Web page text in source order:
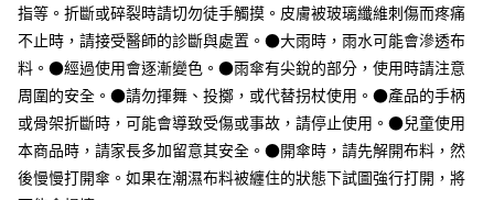
台新國際商業銀行
中國信託商業銀行
台灣樂天信用卡公司
宅配
每筆NT$150，滿NT$2,000(含以上)免運費
指等。折斷或碎裂時請切勿徒手觸摸。皮膚被玻璃纖維刺傷而疼痛
不止時，請接受醫師的診斷與處置。●大雨時，雨水可能會滲透布
料。●經過使用會逐漸變色。●雨傘有尖銳的部分，使用時請注意
周圍的安全。●請勿揮舞、投擲，或代替拐杖使用。●產品的手柄
或骨架折斷時，可能會導致受傷或事故，請停止使用。●兒童使用
本商品時，請家長多加留意其安全。●開傘時，請先解開布料，然
後慢慢打開傘。如果在潮濕布料被纏住的狀態下試圖強行打開，將